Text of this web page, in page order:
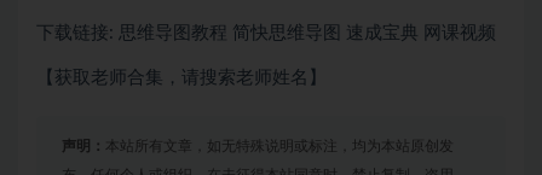
下载链接: 思维导图教程 简快思维导图 速成宝典 网课视频
【获取老师合集，请搜索老师姓名】
声明： 本站所有文章，如无特殊说明或标注，均为本站原创发